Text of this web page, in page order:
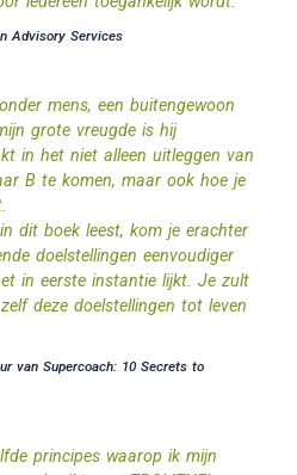
Advisory Services
mens, een buitengewoon
grote vreugde is hij
in het niet alleen uitleggen van
B te komen, maar ook hoe je
dit boek leest, kom je erachter
doelstellingen eenvoudiger
in eerste instantie lijkt. Je zult
deze doelstellingen tot leven
van Supercoach: 10 Secrets to
principes waarop ik mijn